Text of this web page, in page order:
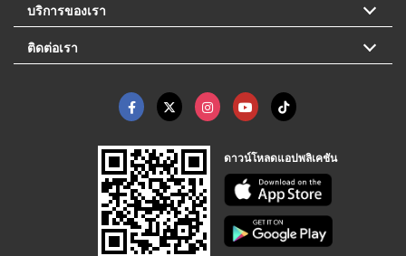
บริการของเรา
ติดต่อเรา
ดาวน์โหลดแอปพลิเคชัน